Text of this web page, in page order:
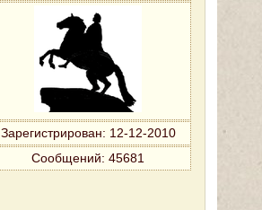
Зарегистрирован: 12-12-2010
Сообщений: 45681